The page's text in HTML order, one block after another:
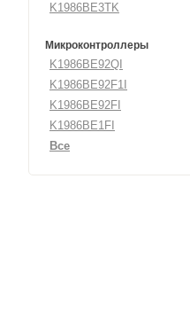
K1986BE3TK
Микроконтроллеры
K1986BE92QI
K1986BE92F1I
K1986BE92FI
K1986BE1FI
Все